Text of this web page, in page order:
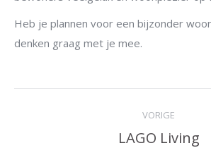
Heb je plannen voor een bijzonder
denken graag met je mee.
Postnavigatie
VORIGE
Vorige
LAGO Living